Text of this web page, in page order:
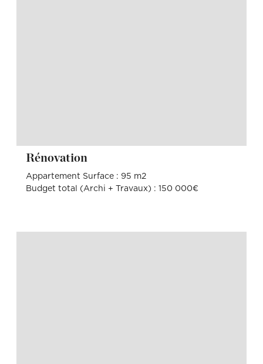
Rénovation
Appartement Surface : 95 m2
Budget total (Archi + Travaux) : 150 000€